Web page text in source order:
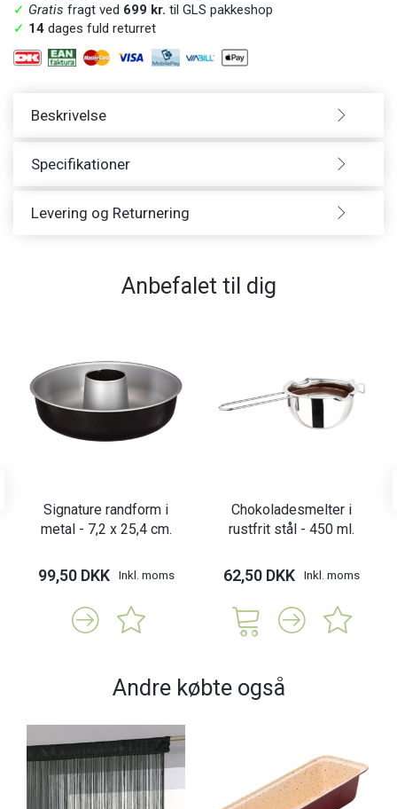
✓ Gratis fragt ved 699 kr. til GLS pakkeshop
✓ 14 dages fuld returret
Beskrivelse
Specifikationer
Levering og Returnering
Anbefalet til dig
Signature randform i
metal - 7,2 x 25,4 cm.
99,50 DKK Inkl. moms
Chokoladesmelter i
rustfrit stål - 450 ml.
62,50 DKK Inkl. moms
Andre købte også